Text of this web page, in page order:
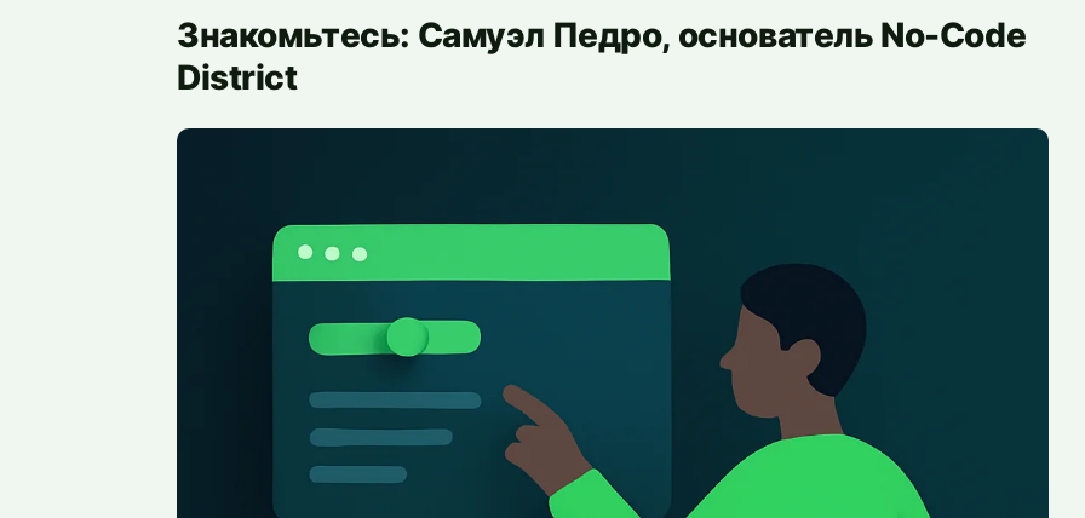
Знакомьтесь: Самуэл Педро, основатель No-Code
District